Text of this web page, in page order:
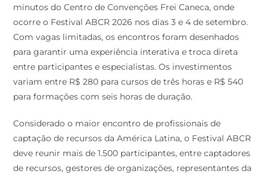
minutos do Centro de Convenções Frei Caneca, onde
ocorre o Festival ABCR 2026 nos dias 3 e 4 de setembro.
Com vagas limitadas, os encontros foram desenhados
para garantir uma experiência interativa e troca direta
entre participantes e especialistas. Os investimentos
variam entre R$ 280 para cursos de três horas e R$ 540
para formações com seis horas de duração.
Considerado o maior encontro de profissionais de
captação de recursos da América Latina, o Festival ABCR
deve reunir mais de 1.500 participantes, entre captadores
de recursos, gestores de organizações, representantes da